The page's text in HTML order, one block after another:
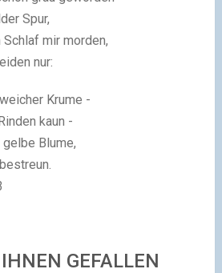
Spur,
mir morden,
nur:
Krume -
kaun -
Blume,
GEFALLEN